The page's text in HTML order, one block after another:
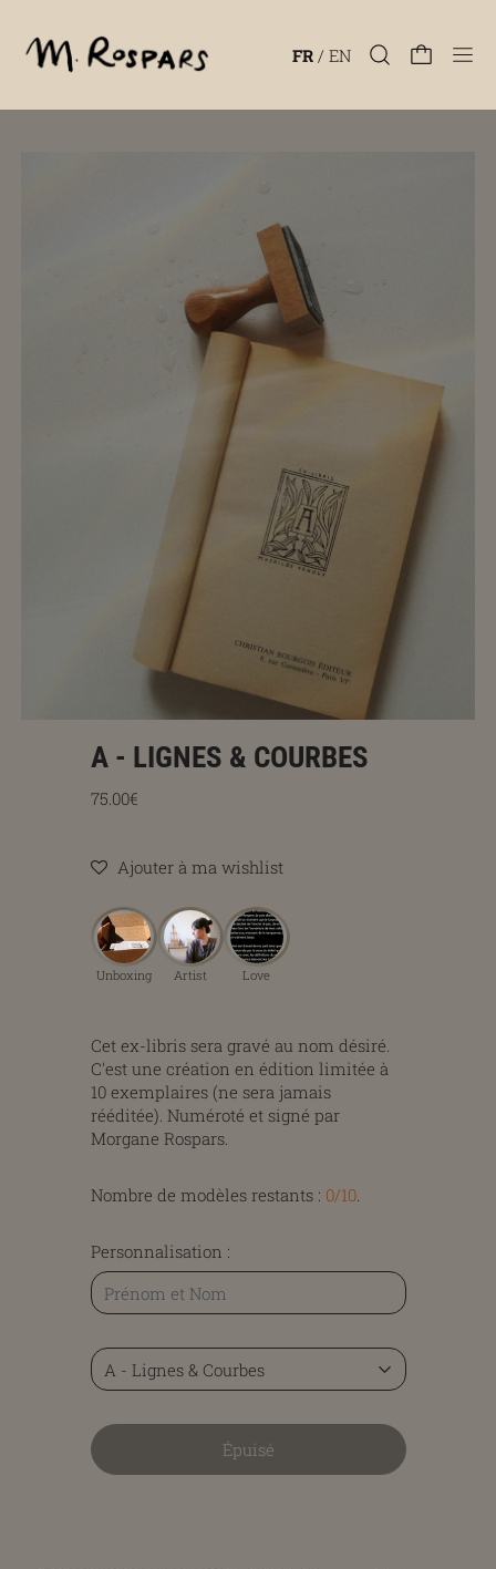
FR / EN
A - LIGNES & COURBES
Prix régulier
75.00€
Ajouter à ma wishlist
Unboxing Artist Love
Cet ex-libris sera gravé au nom désiré.
C'est une création en édition limitée à
10 exemplaires (ne sera jamais
rééditée). Numéroté et signé par
Morgane Rospars.
Nombre de modèles restants : 0/10.
Personnalisation :
Épuisé